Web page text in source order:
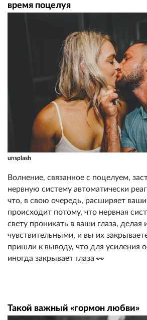
время поцелуя
unsplash
Волнение, связанное с поцелуем,
нервную систему автоматически
что, в свою очередь, расширяет
происходит потому, что нервная
свету проникать в ваши глаза, делая
чувствительными, и вы их
пришли к выводу, что для усиления
иногда закрывает глаза 👀
Такой важный «гормон любви»